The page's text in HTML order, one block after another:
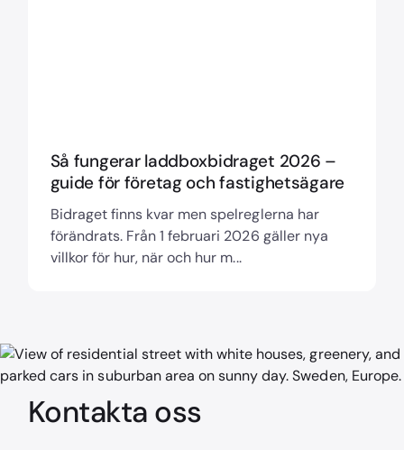
Så fungerar laddboxbidraget 2026 –
guide för företag och fastighetsägare
Bidraget finns kvar men spelreglerna har
förändrats. Från 1 februari 2026 gäller nya
villkor för hur, när och hur m...
Kontakta oss